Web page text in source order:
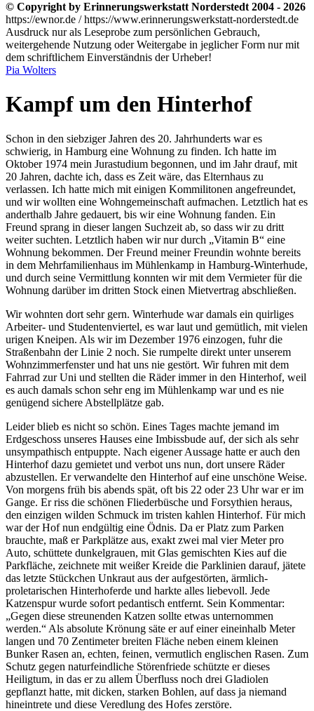
© Copyright by Erinnerungswerkstatt Norderstedt 2004 - 2026
https://ewnor.de / https://www.erinnerungswerkstatt-norderstedt.de
Ausdruck nur als Leseprobe zum persönlichen Gebrauch,
weitergehende Nutzung oder Weitergabe in jeglicher Form nur mit
dem schriftlichem Einverständnis der Urheber!
Pia Wolters
Kampf um den Hinterhof
Schon in den siebziger Jahren des 20. Jahrhunderts war es
schwierig, in Hamburg eine Wohnung zu finden. Ich hatte im
Oktober 1974 mein Jurastudium begonnen, und im Jahr drauf, mit
20 Jahren, dachte ich, dass es Zeit wäre, das Elternhaus zu
verlassen. Ich hatte mich mit einigen Kommilitonen angefreundet,
und wir wollten eine Wohngemeinschaft aufmachen. Letztlich hat es
anderthalb Jahre gedauert, bis wir eine Wohnung fanden. Ein
Freund sprang in dieser langen Suchzeit ab, so dass wir zu dritt
weiter suchten. Letztlich haben wir nur durch
Vitamin B
eine
Wohnung bekommen. Der Freund meiner Freundin wohnte bereits
in dem Mehrfamilienhaus im Mühlenkamp in Hamburg-Winterhude,
und durch seine Vermittlung konnten wir mit dem Vermieter für die
Wohnung darüber im dritten Stock einen Mietvertrag abschließen.
Wir wohnten dort sehr gern. Winterhude war damals ein quirliges
Arbeiter- und Studentenviertel, es war laut und gemütlich, mit vielen
urigen Kneipen. Als wir im Dezember 1976 einzogen, fuhr die
Straßenbahn der Linie 2 noch. Sie rumpelte direkt unter unserem
Wohnzimmerfenster und hat uns nie gestört. Wir fuhren mit dem
Fahrrad zur Uni und stellten die Räder immer in den Hinterhof, weil
es auch damals schon sehr eng im Mühlenkamp war und es nie
genügend sichere Abstellplätze gab.
Leider blieb es nicht so schön. Eines Tages machte jemand im
Erdgeschoss unseres Hauses eine Imbissbude auf, der sich als sehr
unsympathisch entpuppte. Nach eigener Aussage hatte er auch den
Hinterhof dazu gemietet und verbot uns nun, dort unsere Räder
abzustellen. Er verwandelte den Hinterhof auf eine unschöne Weise.
Von morgens früh bis abends spät, oft bis 22 oder 23 Uhr war er im
Gange. Er riss die schönen Fliederbüsche und Forsythien heraus,
den einzigen wilden Schmuck im tristen kahlen Hinterhof. Für mich
war der Hof nun endgültig eine Ödnis. Da er Platz zum Parken
brauchte, maß er Parkplätze aus, exakt zwei mal vier Meter pro
Auto, schüttete dunkelgrauen, mit Glas gemischten Kies auf die
Parkfläche, zeichnete mit weißer Kreide die Parklinien darauf, jätete
das letzte Stückchen Unkraut aus der aufgestörten, ärmlich-
proletarischen Hinterhoferde und harkte alles liebevoll. Jede
Katzenspur wurde sofort pedantisch entfernt. Sein Kommentar:
Gegen diese streunenden Katzen sollte etwas unternommen
werden.
Als absolute Krönung säte er auf einer eineinhalb Meter
langen und 70 Zentimeter breiten Fläche neben einem kleinen
Bunker Rasen an, echten, feinen, vermutlich englischen Rasen. Zum
Schutz gegen naturfeindliche Störenfriede schützte er dieses
Heiligtum, in das er zu allem Überfluss noch drei Gladiolen
gepflanzt hatte, mit dicken, starken Bohlen, auf dass ja niemand
hineintrete und diese Veredlung des Hofes zerstöre.